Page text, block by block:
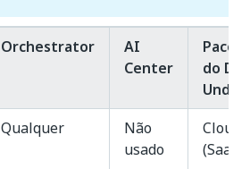
Orchestrator
AI
Center
do
Qualquer
Não
usado
Cloud
(SaaS)